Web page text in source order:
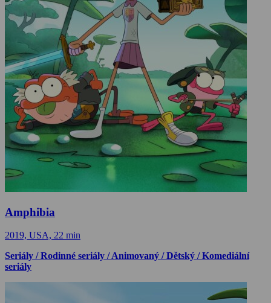
Amphibia
2019, USA, 22 min
Seriály / Rodinné seriály / Animovaný / Dětský / Komediální
seriály